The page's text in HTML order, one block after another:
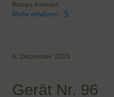
Bizeps trainiert
Mehr erfahren
6. Dezember 2023
Gerät Nr. 96